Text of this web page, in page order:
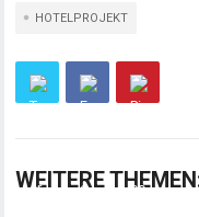
HOTELPROJEKT
WEITERE